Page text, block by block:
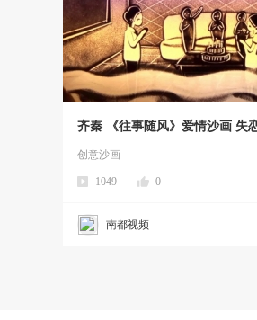
齐秦 《往事随风》爱情沙画 失
年会结婚
创意沙画 -
1049 0
南都视频